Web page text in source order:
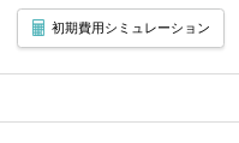
初期費用シミュレーション